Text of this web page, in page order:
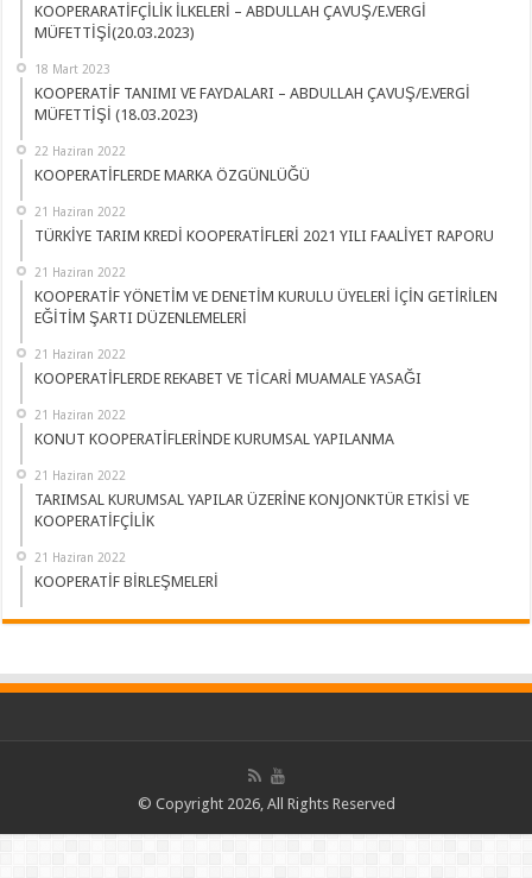
KOOPERARATİFÇİLİK İLKELERİ – ABDULLAH ÇAVUŞ/E.VERGİ
MÜFETTİŞİ(20.03.2023)
18 Mart 2023
KOOPERATİF TANIMI VE FAYDALARI – ABDULLAH ÇAVUŞ/E.VERGİ
MÜFETTİŞİ (18.03.2023)
22 Haziran 2022
KOOPERATİFLERDE MARKA ÖZGÜNLÜĞÜ
21 Haziran 2022
TÜRKİYE TARIM KREDİ KOOPERATİFLERİ 2021 YILI FAALİYET RAPORU
21 Haziran 2022
KOOPERATİF YÖNETİM VE DENETİM KURULU ÜYELERİ İÇİN GETİRİLEN
EĞİTİM ŞARTI DÜZENLEMELERİ
21 Haziran 2022
KOOPERATİFLERDE REKABET VE TİCARİ MUAMALE YASAĞI
21 Haziran 2022
KONUT KOOPERATİFLERİNDE KURUMSAL YAPILANMA
21 Haziran 2022
TARIMSAL KURUMSAL YAPILAR ÜZERİNE KONJONKTÜR ETKİSİ VE
KOOPERATİFÇİLİK
21 Haziran 2022
KOOPERATİF BİRLEŞMELERİ
© Copyright 2026, All Rights Reserved